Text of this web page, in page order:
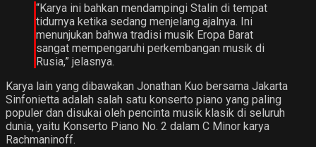
“Karya ini bahkan mendampingi Stalin di tempat
tidurnya ketika sedang menjelang ajalnya. Ini
menunjukan bahwa tradisi musik Eropa Barat
sangat mempengaruhi perkembangan musik di
Rusia,” jelasnya.
Karya lain yang dibawakan Jonathan Kuo bersama Jakarta
Sinfonietta adalah salah satu konserto piano yang paling
populer dan disukai oleh pencinta musik klasik di seluruh
dunia, yaitu Konserto Piano No. 2 dalam C Minor karya
Rachmaninoff.